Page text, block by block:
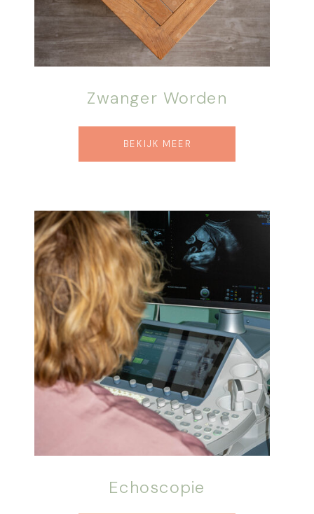
Zwanger Worden
Echoscopie
BEKIJK MEER